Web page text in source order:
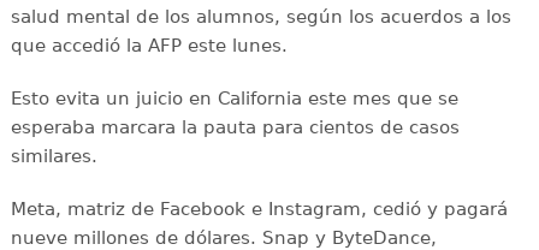
salud mental de los alumnos, según los acuerdos a los
que accedió la AFP este lunes.
Esto evita un juicio en California este mes que se
esperaba marcara la pauta para cientos de casos
similares.
Meta, matriz de Facebook e Instagram, cedió y pagará
nueve millones de dólares. Snap y ByteDance,